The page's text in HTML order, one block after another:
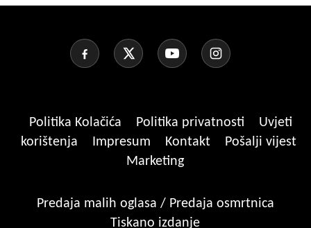
Politika Kolačića Politika privatnosti
Uvjeti
korištenja
Impresum Kontakt
Pošalji vijest
Marketing
Predaja malih oglasa / Predaja osmrtnica
Tiskano izdanje